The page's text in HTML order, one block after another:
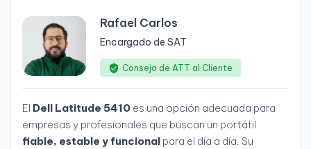
Rafael Carlos
Encargado de SAT
Consejo de ATT al Cliente
El Dell Latitude 5410 es una opción adecuada para
empresas y profesionales que buscan un portátil
fiable, estable y funcional para el día a día. Su